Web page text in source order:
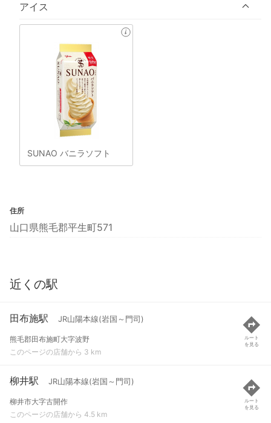
アイス
SUNAO バニラソフト
住所
山口県熊毛郡平生町571
近くの駅
田布施駅 JR山陽本線(岩国～門司)
熊毛郡田布施町大字波野
このページの店舗から 3 km
ルート
を見る
柳井駅 JR山陽本線(岩国～門司)
柳井市大字古開作
このページの店舗から 4.5 km
ルート
を見る